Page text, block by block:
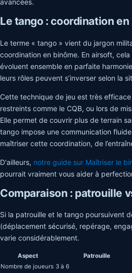
avancées.
Le tango : coordination
Le terme « tango » vient du jargon
coordination en binôme. En airsoft,
évoluent ensemble en parfaite
leurs rôles peuvent s’inverser selon la
Cette technique de jeu est très
restreints comme le CQB, ou lors de
Elle permet de couvrir plus de terrain
tango impose une communication
maîtriser cette coordination, de
D'ailleurs, notre guide sur Maîtriser le
pourrait vraiment vous aider à
Comparaison : patrouille
Si la patrouille et le tango poursuivent
(déplacement sécurisé, repérage,
varie considérablement.
Aspect Patrouille
Nombre de joueurs 3 à 6